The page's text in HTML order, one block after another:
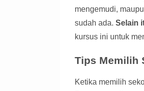
mengemudi,
sudah ada. Selain
kursus ini untuk
Tips Memilih
Ketika memilih